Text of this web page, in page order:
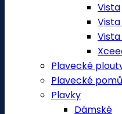
Vista
Vista
Plavecké
Plavecké
Plavky
Dámské